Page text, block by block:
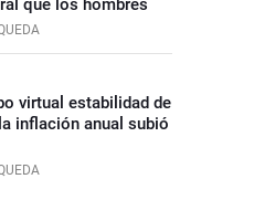
virtual estabilidad de
inflación anual subió